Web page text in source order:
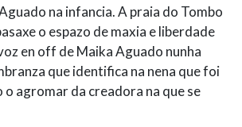
na infancia. A praia do Tombo
o espazo de maxia e liberdade
en off de Maika Aguado nunha
que identifica na nena que foi
o agromar da creadora na que se